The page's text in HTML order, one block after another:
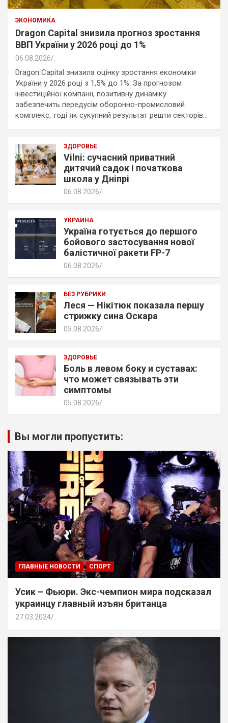
ЭКОНОМИКА
Dragon Capital знизила прогноз зростання
ВВП України у 2026 році до 1%
06.08.2026
Dragon Capital знизила оцінку зростання економіки
України у 2026 році з 1,5% до 1%. За прогнозом
інвестиційної компанії, позитивну динаміку
забезпечить передусім оборонно-промисловий
комплекс, тоді як сукупний результат решти секторів…
ЗДОРОВЬЕ
Vilni: сучасний приватний
дитячий садок і початкова
школа у Дніпрі
06.08.2026
УКРАИНА
Україна готується до першого
бойового застосування нової
балістичної ракети FP-7
06.08.2026
БЕЗ РУБРИКИ
Леся — Нікітюк показала першу
стрижку сина Оскара
05.08.2026
ЗДОРОВЬЕ
Боль в левом боку и суставах:
что может связывать эти
симптомы
05.08.2026
Вы могли пропустить:
ГЛАВНЫЕ НОВОСТИ СПОРТ
Усик – Фьюри. Экс-чемпион мира подсказал
украинцу главный изъян британца
27.03.2024 .